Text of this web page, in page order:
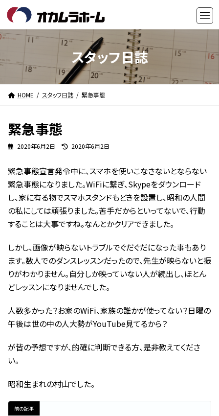
テ
ン
へ
キ
ゲ
ー
ョ
に
スタッフ日誌
HOME スタッフ日誌 緊急事態
緊急事態
2020年6月2日
最
新
日
時
:
2020年6月2日
緊急事態宣言発令中に、スマホを使いこなさないとならない
緊急事態になりました。WiFiに繋ぎ、Skypeをダウンロード
し、家に有る物でスマホスタンドもどきを設置し、昭和の人間
の私にしては頑張りました。苦手だからといってないで、行動
することは大事ですね。なんとかクリアできました。
しかし、画像が映らないトラブルでぐだぐだになった事もあり
ます。数人でのダンスレッスンだったので、先生が映らないと振
りがわかりません。自分しか映っていない人が続出し、ほとん
どレッスンになりませんでした。
人数多かった？お家のWiFi、家族の誰かが使ってない？日曜の
午後は世の中の人大勢がYouTube見てるから？
が皆の予想ですが、的確に判断できる方、是非教えてくださ
い。
昭和生まれの村山でした。
前の記事